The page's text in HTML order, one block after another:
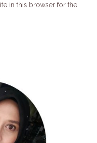
in this browser for the